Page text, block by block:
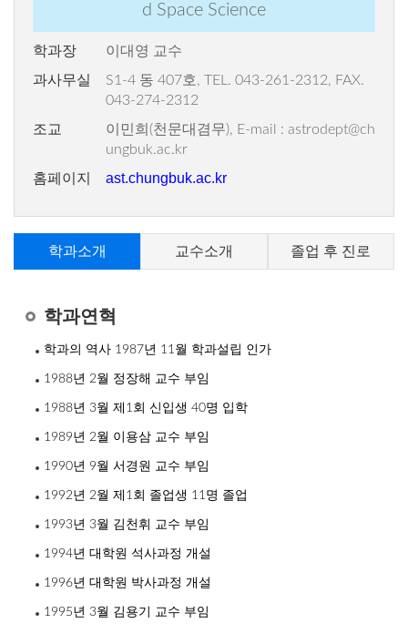
d Space Science
학과장
이대영 교수
과사무실
S1-4 동 407호, TEL. 043-261-2312, FAX.
043-274-2312
조교
이민희(천문대겸무), E-mail : astrodept@ch
ungbuk.ac.kr
홈페이지
ast.chungbuk.ac.kr
학과소개 교수소개 졸업 후 진로
학과연혁
학과의 역사 1987년 11월 학과설립 인가
1988년 2월 정장해 교수 부임
1988년 3월 제1회 신입생 40명 입학
1989년 2월 이용삼 교수 부임
1990년 9월 서경원 교수 부임
1992년 2월 제1회 졸업생 11명 졸업
1993년 3월 김천휘 교수 부임
1994년 대학원 석사과정 개설
1996년 대학원 박사과정 개설
1995년 3월 김용기 교수 부임